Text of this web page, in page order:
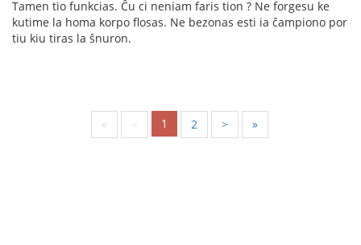
Tamen tio funkcias. Ĉu ci neniam faris tion ? Ne forgesu ke
kutime la homa korpo flosas. Ne bezonas esti ia ĉampiono por
tiu kiu tiras la ŝnuron.
« < 1 2 > »